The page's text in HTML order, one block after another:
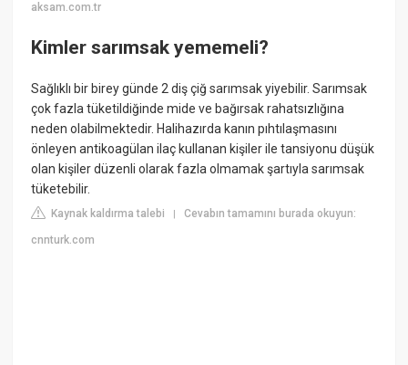
aksam.com.tr
Kimler sarımsak yememeli?
Sağlıklı bir birey günde 2 diş çiğ sarımsak yiyebilir. Sarımsak
çok fazla tüketildiğinde mide ve bağırsak rahatsızlığına
neden olabilmektedir. Halihazırda kanın pıhtılaşmasını
önleyen antikoagülan ilaç kullanan kişiler ile tansiyonu düşük
olan kişiler düzenli olarak fazla olmamak şartıyla sarımsak
tüketebilir.
Kaynak kaldırma talebi |Cevabın tamamını burada okuyun:
cnnturk.com